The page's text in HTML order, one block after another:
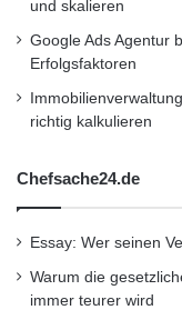
und skalieren
Google Ads Agentur
Erfolgsfaktoren
richtig kalkulieren
Chefsache24.de
Essay: Wer seinen
Warum die
immer teurer wird